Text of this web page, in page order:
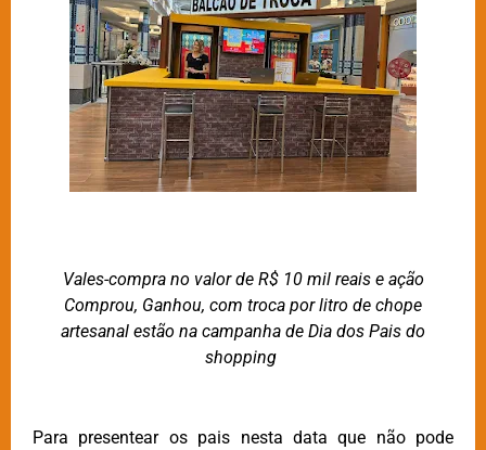
Vales-compra no valor de R$ 10 mil reais e ação
Comprou, Ganhou, com troca por litro de chope
artesanal estão na campanha de Dia dos Pais do
shopping
Para presentear os pais nesta data que não pode